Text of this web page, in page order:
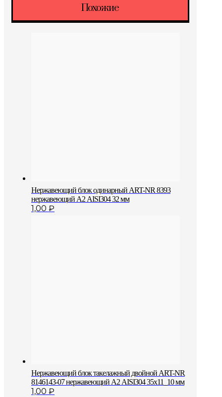
Похожие
Нержавеющий блок одинарный АRT-NR 8393
нержавеющий А2 AISI304 32 мм
1,00 ₽
Нержавеющий блок такелажный двойной ART-NR
8146143-07 нержавеющий А2 AISI304 35х11_10 мм
1,00 ₽